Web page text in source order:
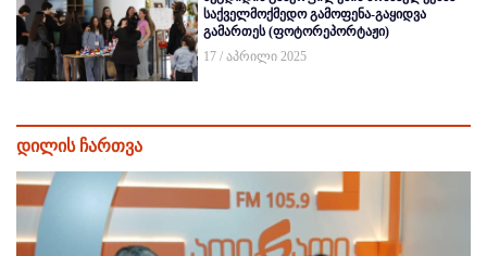
საქველმოქმედო გამოფენა-გაყიდვა
გამართეს (ფოტორეპორტაჟი)
17 / აპრილი 2025
დილის ჩართვა